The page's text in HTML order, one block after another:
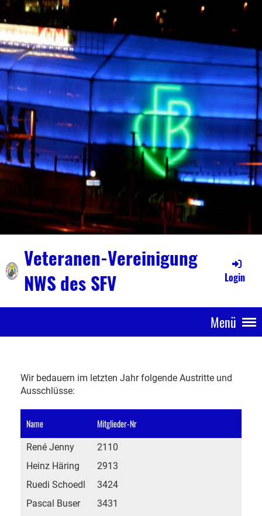
Veteranen-Vereinigung
NWS des SFV
Login
Menü
Wir bedauern im letzten Jahr folgende Austritte und
Ausschlüsse:
Name Mitglieder-Nr
René Jenny
2110
Heinz Häring
2913
Ruedi Schoedl
3424
Pascal Buser
3431